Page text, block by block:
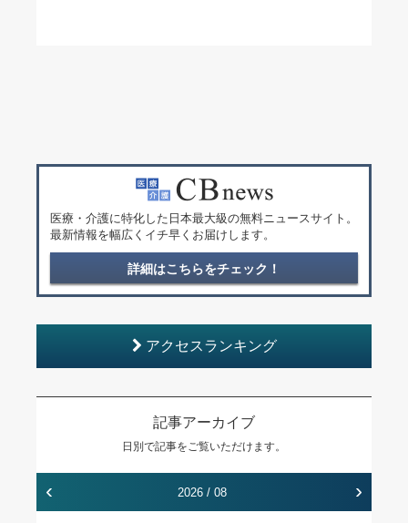
医療・介護に特化した日本最大級の無料ニュースサイト。
最新情報を幅広くイチ早くお届けします。
詳細はこちらをチェック！
アクセスランキング
記事アーカイブ
日別で記事をご覧いただけます。
‹ 2026 / 08 ›